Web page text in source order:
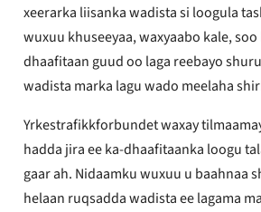
xeerarka liisanka wadista si loogula
wuxuu khuseeyaa, waxyaabo kale,
dhaafitaan guud oo laga reebayo
wadista marka lagu wado meelaha
Yrkestrafikkforbundet waxay
hadda jira ee ka-dhaafitaanka loogu
gaar ah. Nidaamku wuxuu u baahnaa
helaan ruqsadda wadista ee lagama